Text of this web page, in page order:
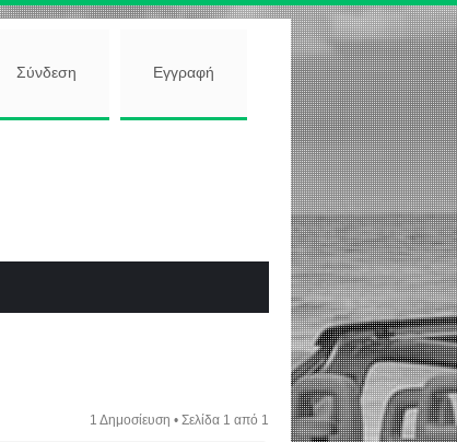
Σύνδεση Εγγραφή
1 Δημοσίευση • Σελίδα 1 από 1